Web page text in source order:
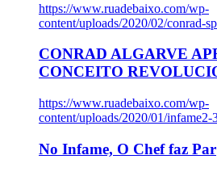
https://www.ruadebaixo.com/wp-
content/uploads/2020/02/conrad-
CONRAD ALGARVE
CONCEITO
https://www.ruadebaixo.com/wp-
content/uploads/2020/01/
No Infame, O Chef faz Par